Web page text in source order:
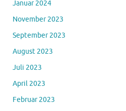
Januar 2024
November 2023
September 2023
August 2023
Juli 2023
April 2023
Februar 2023